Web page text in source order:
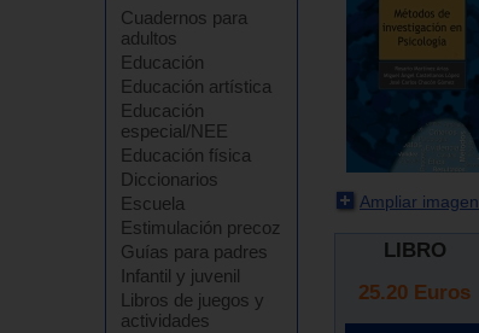
Cuadernos para
adultos
Educación
Educación artística
Educación
especial/NEE
Educación física
Diccionarios
Escuela
Estimulación precoz
Guías para padres
Infantil y juvenil
Libros de juegos y
actividades
Ampliar imagen
LIBRO
25.20 Euros